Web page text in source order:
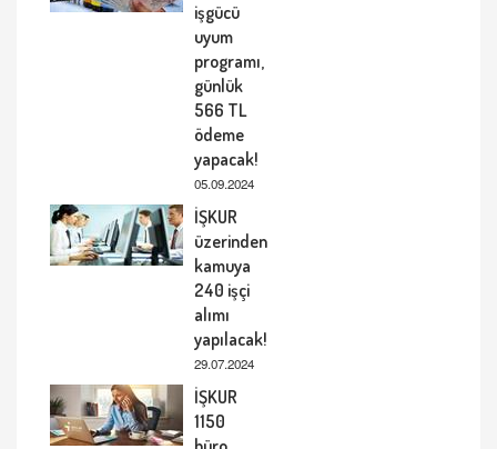
işgücü
uyum
programı,
günlük
566 TL
ödeme
yapacak!
05.09.2024
İŞKUR
üzerinden
kamuya
240 işçi
alımı
yapılacak!
29.07.2024
İŞKUR
1150